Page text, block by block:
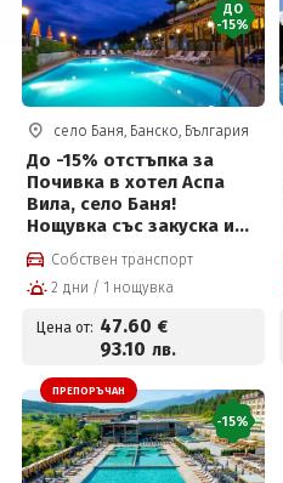
ДО
-15%
село Баня, Банско, България
До -15% отстъпка за
Почивка в хотел Аспа
Вила, село Баня!
Нощувка със закуска и
вечеря, външен басейн с
минерална вода и спа
център на цени от 47.60
евро на човек
Собствен транспорт
2 дни / 1 нощувка
Цена от: 47.60 €
93.10 лв.
ПРЕПОРЪЧАН
-15%